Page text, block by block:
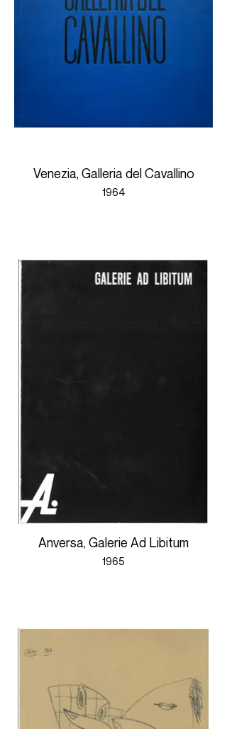
Venezia, Galleria del Cavallino
1964
Anversa, Galerie Ad Libitum
1965